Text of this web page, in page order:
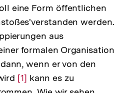
eine Form öffentlichen
werden.
aus
formalen Organisation
wenn er von den
Zur
[1] kann es zu